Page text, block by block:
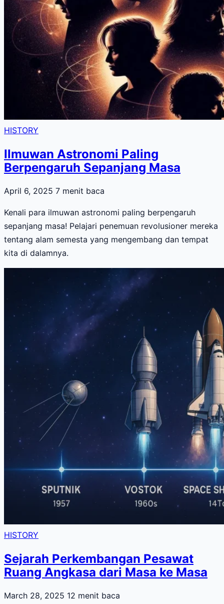
HISTORY
Ilmuwan Astronomi Paling
Berpengaruh Sepanjang Masa
April 6, 2025 7 menit baca
Kenali para ilmuwan astronomi paling berpengaruh
sepanjang masa! Pelajari penemuan revolusioner mereka
tentang alam semesta yang mengembang dan tempat
kita di dalamnya.
HISTORY
Sejarah Perkembangan Pesawat
Ruang Angkasa dari Masa ke Masa
March 28, 2025 12 menit baca